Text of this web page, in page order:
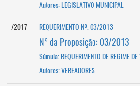
Autores: LEGISLATIVO MUNICIPAL
/2017 REQUERIMENTO Nº. 03/2013
N° da Proposição: 03/2013
Súmula: REQUERIMENTO DE REGIME DE
Autores: VEREADORES